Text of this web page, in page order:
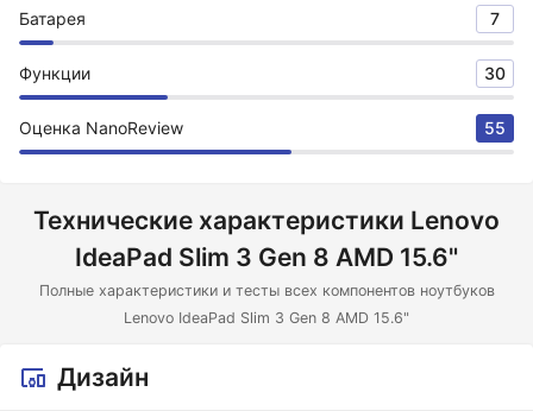
Батарея 7
Функции 30
Оценка NanoReview 55
Технические характеристики Lenovo
IdeaPad Slim 3 Gen 8 AMD 15.6"
Полные характеристики и тесты всех компонентов ноутбуков
Lenovo IdeaPad Slim 3 Gen 8 AMD 15.6"
Дизайн